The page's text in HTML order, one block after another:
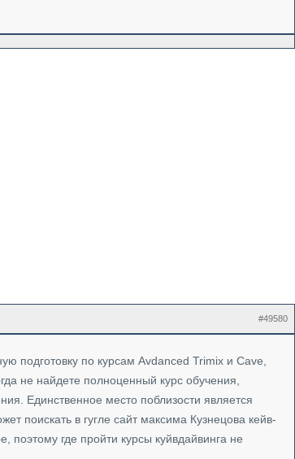
#49580
подготовку по курсам Avdanced Trimix и Cave,
не найдете полноценный курс обучения,
Единственное место поблизости является
поискать в гугле сайт максима Кузнецова кейв-
поэтому где пройти курсы куйвдайвинга не